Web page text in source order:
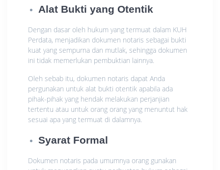
Alat Bukti yang Otentik
Dengan dasar oleh hukum yang termuat dalam KUH
Perdata, menjadikan dokumen notaris sebagai bukti
kuat yang sempurna dan mutlak, sehingga dokumen
ini tidak memerlukan pembuktian lainnya.
Oleh sebab itu, dokumen notaris dapat Anda
pergunakan untuk alat bukti otentik apabila ada
pihak-pihak yang hendak melakukan perjanjian
tertentu atau untuk orang orang yang menuntut hak
sesuai apa yang termuat di dalamnya.
Syarat Formal
Dokumen notaris pada umumnya orang gunakan